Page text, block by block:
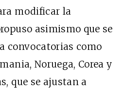
modificar la
asimismo que se
convocatorias como
Noruega, Corea y
que se ajustan a